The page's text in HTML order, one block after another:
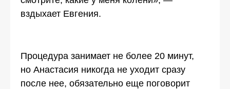
вздыхает Евгения.
Процедура занимает не более 20 минут,
но Анастасия никогда не уходит сразу
после нее, обязательно еще поговорит